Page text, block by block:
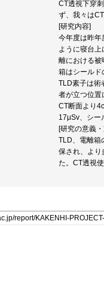
CT透視下穿
ず、我々は
[研究内容]
今年度は昨年
ように寝台
離における被
箱はシールド
TLD素子は術
者が立つ位置
CT断面より
17μSv、シー
[研究の意義
TLD、電離箱
保され、より
た。CT透視